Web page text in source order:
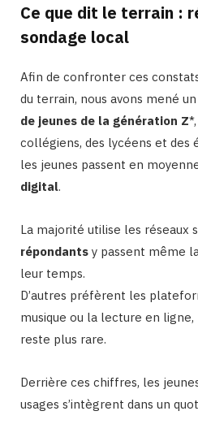
Ce que dit le terrain :
sondage local
Afin de confronter ces
du terrain, nous avons mené un
de jeunes de la génération Z
collégiens, des lycéens et des
les jeunes passent en
digital.
La majorité utilise les réseaux
répondants y passent même
leur temps.
D’autres préfèrent les
musique ou la lecture en
reste plus rare.
Derrière ces chiffres, les
usages s’intègrent dans un